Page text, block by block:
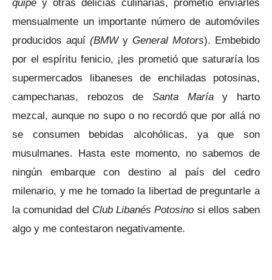
quipe y otras delicias culinarias, prometió enviarles
mensualmente un importante número de automóviles
producidos aquí (BMWy General Motors). Embebido
por el espíritu fenicio, ¡les prometió que saturaría los
supermercados libaneses de enchiladas potosinas,
campechanas, rebozos de Santa Maríay harto
mezcal, aunque no supo o no recordó que por allá no
se consumen bebidas alcohólicas, ya que son
musulmanes. Hasta este momento, no sabemos de
ningún embarque con destino al país del cedro
milenario, y me he tomado la libertad de preguntarle a
la comunidad del Club Libanés Potosino si ellos saben
algo y me contestaron negativamente.